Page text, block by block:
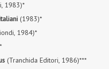
1983)*
(1983)*
1984)*
(Tranchida Editori, 1986)***